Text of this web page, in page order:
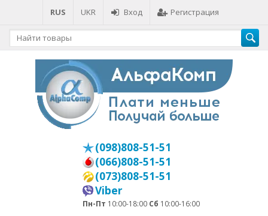
RUS UKR Вход Регистрация
(098)808-51-51
(066)808-51-51
(073)808-51-51
Viber
Пн-Пт 10:00-18:00 Сб 10:00-16:00